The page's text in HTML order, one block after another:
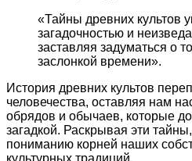
«Тайны древних культов
загадочностью и
заставляя задуматься о
заслонкой времени».
История древних культов
человечества, оставляя нам
обрядов и обычаев, которые
загадкой. Раскрывая эти
пониманию корней наших
культурных традиций.